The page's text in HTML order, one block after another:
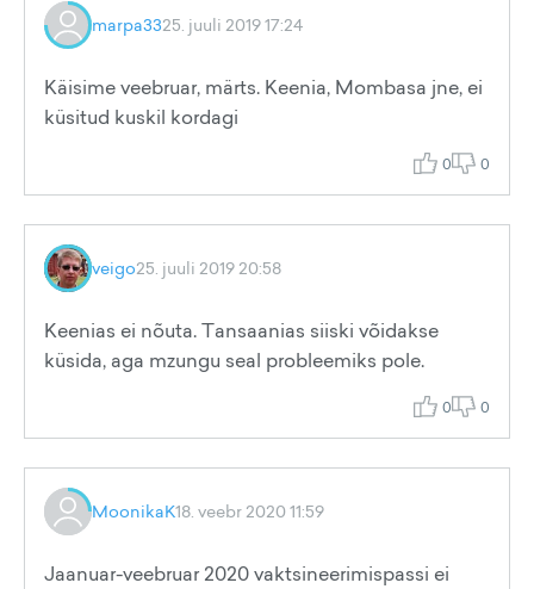
marpa3325. juuli 2019 17:24
Käisime veebruar, märts. Keenia, Mombasa jne, ei
küsitud kuskil kordagi
0 0
veigo25. juuli 2019 20:58
Keenias ei nõuta. Tansaanias siiski võidakse
küsida, aga mzungu seal probleemiks pole.
0 0
MoonikaK18. veebr 2020 11:59
Jaanuar-veebruar 2020 vaktsineerimispassi ei